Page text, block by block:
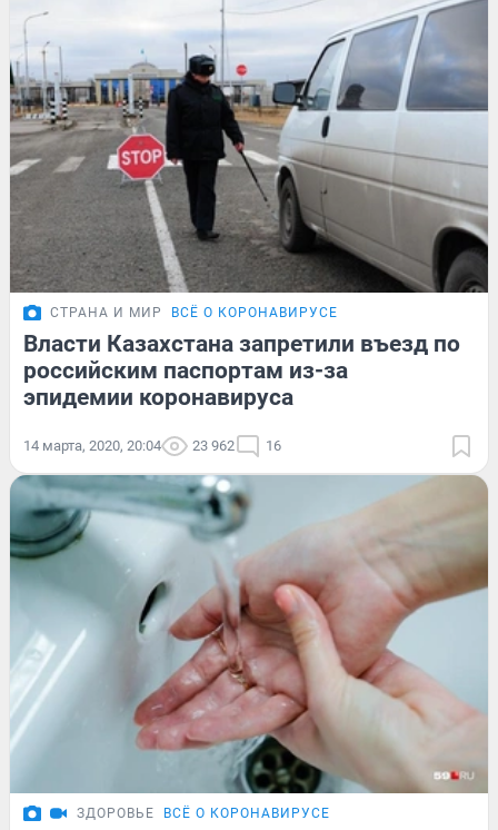
СТРАНА И МИР ВСЁ О КОРОНАВИРУСЕ
Власти Казахстана запретили въезд по
российским паспортам из-за
эпидемии коронавируса
14 марта, 2020, 20:04 23 962 16
ЗДОРОВЬЕ ВСЁ О КОРОНАВИРУСЕ